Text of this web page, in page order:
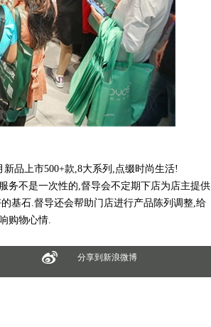
品上市500+款,8大系列,点缀时尚生活!
不是一次性的,督导会不定期下店为店主提供
基石.督导还会帮助门店进行产品陈列调整,给
购物心情.
分享到新浪微博